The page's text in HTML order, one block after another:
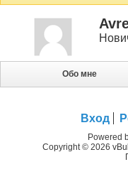
Обо мне
Вход
Powered
Copyright © 2026